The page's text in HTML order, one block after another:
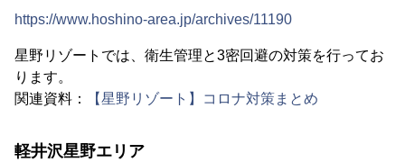
https://www.hoshino-area.jp/archives/11190
星野リゾートでは、衛生管理と3密回避の対策を行ってお
ります。
関連資料：
【星野リゾート】コロナ対策まとめ
軽井沢星野エリア